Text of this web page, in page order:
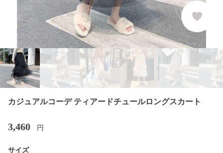
カジュアルコーデ ティアードチュールロングスカート
3,460 円
サイズ